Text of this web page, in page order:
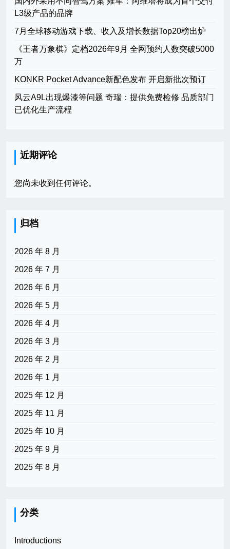
L3级产品的品牌
7月全球移动游戏下载、收入及增长数据Top20榜出炉
《王者万象棋》定档2026年9月 全网预约人数突破5000
万
KONKR Pocket Advance新配色发布 开启新批次预订
风云A9L出现爆漆等问题 奇瑞：提供免费检修 品质部门
已优化生产流程
近期评论
您尚未收到任何评论。
归档
2026 年 8 月
2026 年 7 月
2026 年 6 月
2026 年 5 月
2026 年 4 月
2026 年 3 月
2026 年 2 月
2026 年 1 月
2025 年 12 月
2025 年 11 月
2025 年 10 月
2025 年 9 月
2025 年 8 月
分类
Introductions